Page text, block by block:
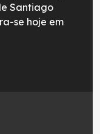
Santiago
se hoje em